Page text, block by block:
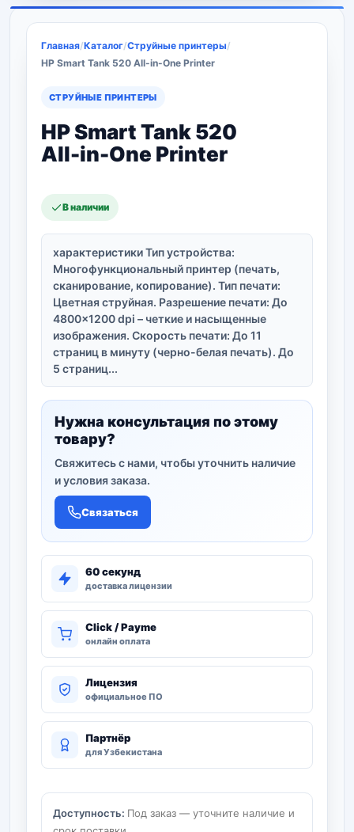
Главная/Каталог/Струйные принтеры/
HP Smart Tank 520 All-in-One Printer
СТРУЙНЫЕ ПРИНТЕРЫ
HP Smart Tank 520
All-in-One Printer
В наличии
характеристики Тип устройства:
Многофункциональный принтер (печать,
сканирование, копирование). Тип печати:
Цветная струйная. Разрешение печати: До
4800×1200 dpi – четкие и насыщенные
изображения. Скорость печати: До 11
страниц в минуту (черно-белая печать). До
5 страниц...
Нужна консультация по этому
товару?
Свяжитесь с нами, чтобы уточнить наличие
и условия заказа.
Связаться
60 секунд
доставка лицензии
Click / Payme
онлайн оплата
Лицензия
официальное ПО
Партнёр
для Узбекистана
Доступность: Под заказ — уточните наличие и